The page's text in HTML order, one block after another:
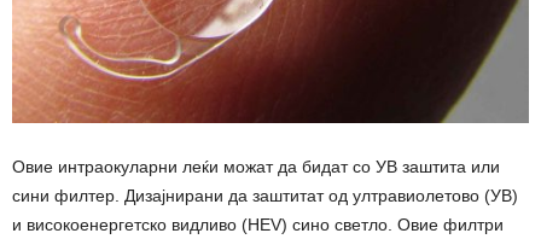
Овие интраокуларни леќи можат да бидат со УВ заштита или
сини филтер. Дизајнирани да заштитат од ултравиолетово (УВ)
и високоенергетско видливо (HEV) сино светло. Овие филтри